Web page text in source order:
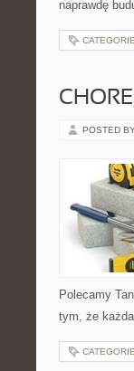
naprawdę
POSTED
Polecamy
tym, że